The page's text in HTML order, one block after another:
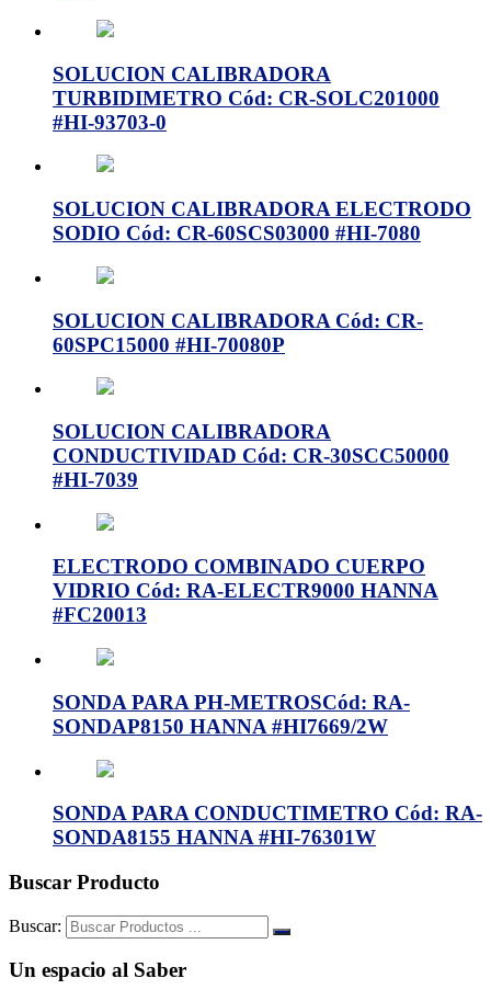
SOLUCION CALIBRADORA
TURBIDIMETRO Cód: CR-SOLC201000
#HI-93703-0
SOLUCION CALIBRADORA ELECTRODO
SODIO Cód: CR-60SCS03000 #HI-7080
SOLUCION CALIBRADORA Cód: CR-
60SPC15000 #HI-70080P
SOLUCION CALIBRADORA
CONDUCTIVIDAD Cód: CR-30SCC50000
#HI-7039
ELECTRODO COMBINADO CUERPO
VIDRIO Cód: RA-ELECTR9000 HANNA
#FC20013
SONDA PARA PH-METROSCód: RA-
SONDAP8150 HANNA #HI7669/2W
SONDA PARA CONDUCTIMETRO Cód: RA-
SONDA8155 HANNA #HI-76301W
Buscar Producto
Buscar:
Un espacio al Saber